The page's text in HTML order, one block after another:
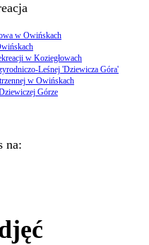
w Owińskach
w Koziegłowach
Leśnej 'Dziewicza Góra'
w Owińskach
Górze
na: